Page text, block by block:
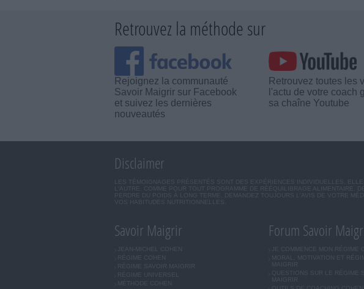
Retrouvez la méthode sur
Rejoignez la communauté
Savoir Maigrir sur Facebook
et suivez les dernières
nouveautés
Retrouvez toutes les
l'actu de votre coach
sa chaîne Youtube
Disclaimer
LES TÉMOIGNAGES PRÉSENTÉS SONT DES EXPÉRIENCES INDIVIDUELLES.
L'AUTRE. COMME POUR TOUT PROGRAMME DE RÉÉQUILIBRAGE
PERDRE DU POIDS À LONG TERME. DEMANDEZ TOUJOURS L'AVIS DE VOTRE
VOS HABITUDES NUTRITIONNELLES.
Savoir Maigrir
JEAN-MICHEL COHEN
RÉGIME COHEN
RÉGIME SAVOIR MAIGRIR
RÉGIME UNIVERSEL
Forum Savoir
JE COMMENCE MON RÉGIME
MORAL, MOTIVATION ET
MAIGRIR
QUESTIONS SUR LE RÉGIME
MAIGRIR